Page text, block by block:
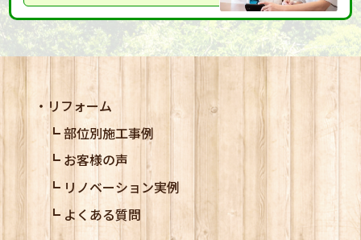
リフォーム
部位別施工事例
お客様の声
リノベーション実例
よくある質問